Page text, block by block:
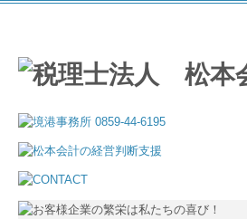
ホーム
事務所の特長
事務所案内